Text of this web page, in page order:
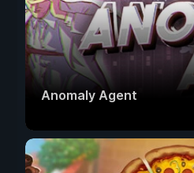
Anomaly Agent